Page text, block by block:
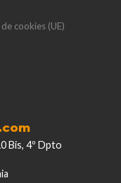
cookies (UE)
Bis, 4º Dpto